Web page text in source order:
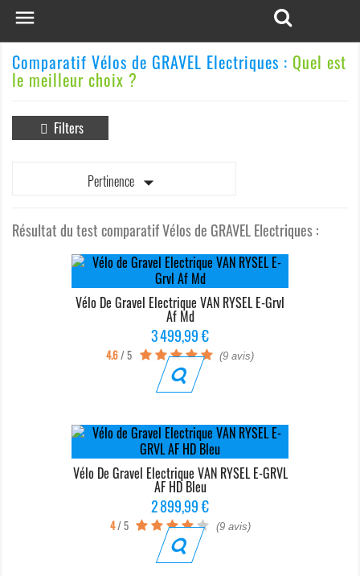

Comparatif Vélos de GRAVEL Electriques : Quel est
le meilleur choix ?
Filters
Pertinence 
Résultat du test comparatif Vélos de GRAVEL Electriques :
Vélo De Gravel Electrique VAN RYSEL E-Grvl
Af Md
Prix
3 499,99 €
4.6/ 5 (9 avis)
Vélo De Gravel Electrique VAN RYSEL E-GRVL
AF HD Bleu
Prix
2 899,99 €
4/ 5 (9 avis)